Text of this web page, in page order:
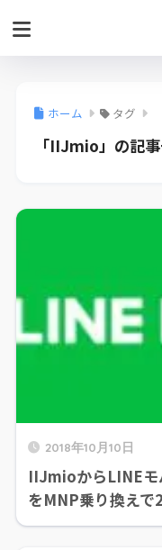
ホーム タグ
「IIJmio」の記
2018年10月10日
IIJmioからLINE
をMNP乗り換えで